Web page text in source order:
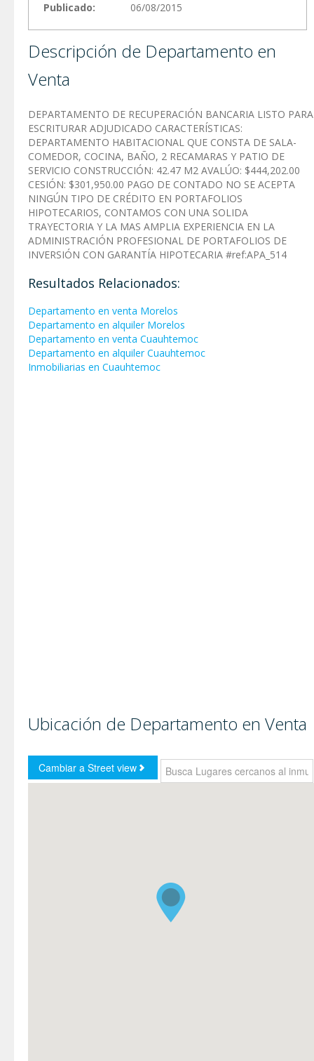
Publicado:
06/08/2015
Descripción de Departamento en
Venta
DEPARTAMENTO DE RECUPERACIÓN BANCARIA LISTO PARA
ESCRITURAR ADJUDICADO CARACTERÍSTICAS:
DEPARTAMENTO HABITACIONAL QUE CONSTA DE SALA-
COMEDOR, COCINA, BAÑO, 2 RECAMARAS Y PATIO DE
SERVICIO CONSTRUCCIÓN: 42.47 M2 AVALÚO: $444,202.00
CESIÓN: $301,950.00 PAGO DE CONTADO NO SE ACEPTA
NINGÚN TIPO DE CRÉDITO EN PORTAFOLIOS
HIPOTECARIOS, CONTAMOS CON UNA SOLIDA
TRAYECTORIA Y LA MAS AMPLIA EXPERIENCIA EN LA
ADMINISTRACIÓN PROFESIONAL DE PORTAFOLIOS DE
INVERSIÓN CON GARANTÍA HIPOTECARIA #ref:APA_514
Resultados Relacionados:
Departamento en venta Morelos
Departamento en alquiler Morelos
Departamento en venta Cuauhtemoc
Departamento en alquiler Cuauhtemoc
Inmobiliarias en Cuauhtemoc
Ubicación de Departamento en Venta